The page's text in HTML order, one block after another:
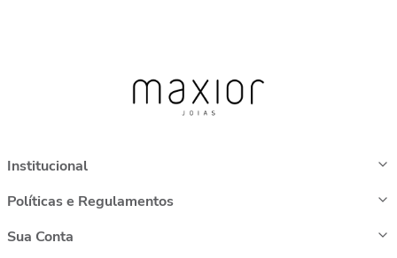
Institucional
Políticas e Regulamentos
Sua Conta